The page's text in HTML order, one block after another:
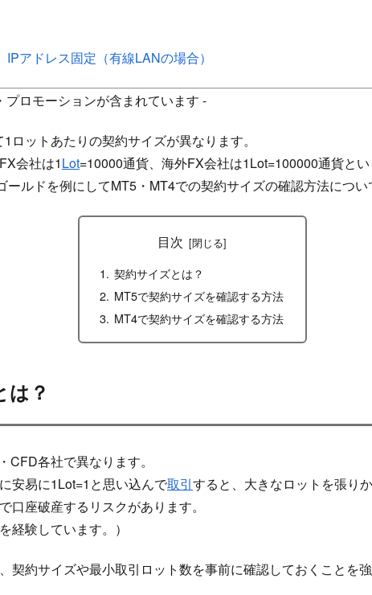
IPアドレス固定（有線LANの場合）
ロモーションが含まれています -
ロットあたりの契約サイズが異なります。
会社は1Lot=10000通貨、海外FX会社は1Lot=100000通貨とい
ルドを例にしてMT5・MT4での契約サイズの確認方法につい
目次
契約サイズとは？
MT5で契約サイズを確認する方法
MT4で契約サイズを確認する方法
は？
CFD各社で異なります。
安易に1Lot=1と思い込んで取引すると、大きなロットを張りか
口座破産するリスクがあります。
経験しています。）
契約サイズや最小取引ロット数を事前に確認しておくことを強